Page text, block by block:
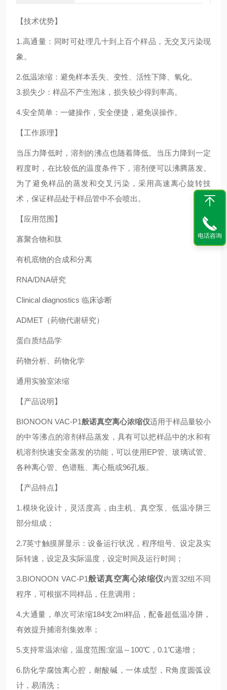
【技术优势】
1.高通量：同时可处理几十到上百个样品，无交叉污染现
象。
2.低温浓缩：避免样本丢失、变性、活性下降、氧化。
3.损失少：样品不产生泡沫，损失较少得到率高。
4.安全简单：一健操作，安全便捷，避免误操作。
【工作原理】
当压力降低时，溶剂的沸点也随着降低。当压力降到一定
程度时，在比较低的温度条件下，溶剂便可以沸腾蒸发。
为了避免样品的蒸发和交叉污染，采用高速离心旋转技
术，保证样品处于样品管中不会喷出。
【应用范围】
寡聚合物和肽
有机底物的合成和分离
RNA/DNA研究
Clinical diagnostics 临床诊断
ADMET（药物代谢研究）
蛋白质结晶学
药物分析、药物化学
通用实验室浓缩
【产品说明】
BIONOON VAC-P1般诺真空离心浓缩仪适用于样品量较小
的中等沸点的溶剂样品蒸发，具有可以把样品中的水和有
机溶剂快速安全蒸发的功能，可以使用EP管、玻璃试管、
各种离心管、色谱瓶、离心瓶或96孔板。
【产品特点】
1.模块化设计，灵活度高，由主机、真空泵、低温冷阱三
部分组成；
2.7英寸触摸屏显示：设备运行状况，程序组号、设定及实
际转速，设定及实际温度，设定时间及运行时间；
3.BIONOON VAC-P1般诺真空离心浓缩仪内置32组不同
程序，可根据不同样品，任意调用；
4.大通量，单次可浓缩184支2ml样品，配备超低温冷阱，
有效提升捕溶剂集效率；
5.支持常温浓缩，温度范围:室温～100℃，0.1℃递增；
6.防化学腐蚀离心腔，耐酸碱，一体成型，R角度圆弧设
计，易清洗；
电话咨询